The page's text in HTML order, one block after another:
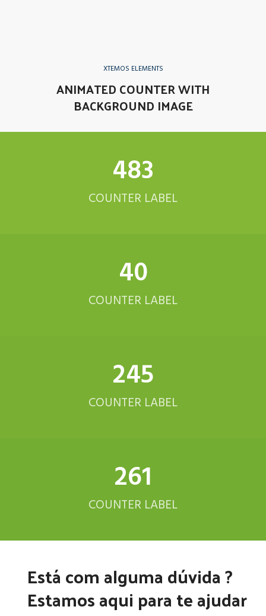
XTEMOS ELEMENTS
ANIMATED COUNTER WITH
BACKGROUND IMAGE
578
COUNTER LABEL
48
COUNTER LABEL
293
COUNTER LABEL
312
COUNTER LABEL
Está com alguma dúvida ?
Estamos aqui para te ajudar